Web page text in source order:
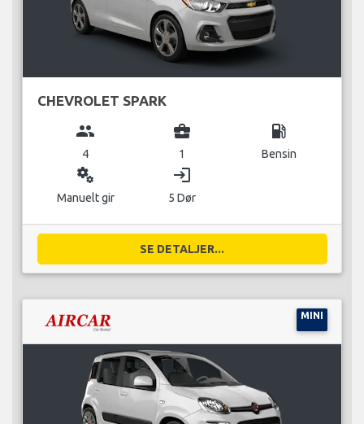
CHEVROLET SPARK
group
4
business_center
1
local_gas_station
Bensin
miscellaneous_services
Manuelt gir
login
5 Dør
SE DETALJER...
MINI